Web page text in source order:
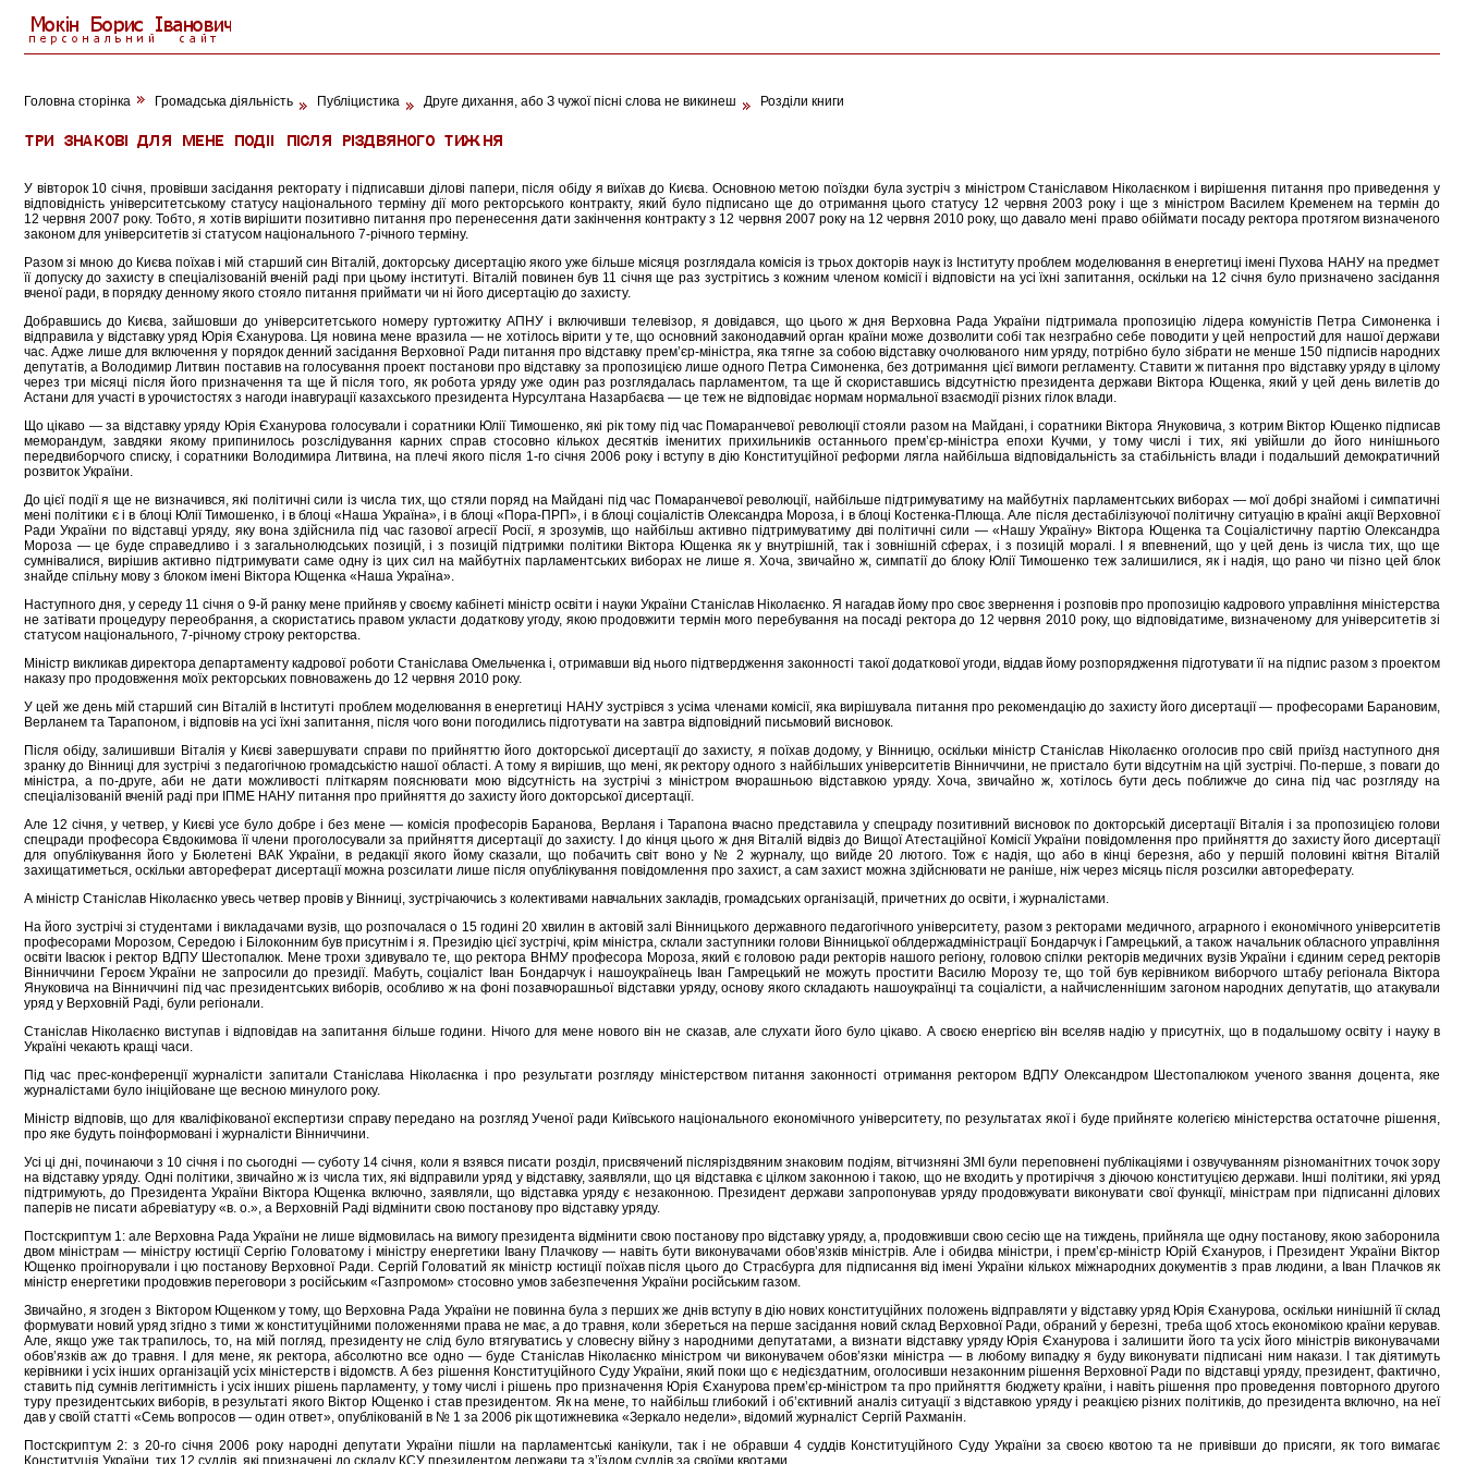
Головна сторінка Громадська діяльність Публіцистика Друге дихання, або З чужої пісні слова не викинеш Розділи книги
У вівторок 10 січня, провівши засідання ректорату і підписавши ділові папери, після обіду я виїхав до Києва. Основною метою поїздки була зустріч з міністром Станіславом Ніколаєнком і вирішення питання про приведення у
відповідність університетському статусу національного терміну дії мого ректорського контракту, який було підписано ще до отримання цього статусу 12 червня 2003 року і ще з міністром Василем Кременем на термін до
12 червня 2007 року. Тобто, я хотів вирішити позитивно питання про перенесення дати закінчення контракту з 12 червня 2007 року на 12 червня 2010 року, що давало мені право обіймати посаду ректора протягом визначеного
законом для університетів зі статусом національного 7-річного терміну.
Разом зі мною до Києва поїхав і мій старший син Віталій, докторську дисертацію якого уже більше місяця розглядала комісія із трьох докторів наук із Інституту проблем моделювання в енергетиці імені Пухова НАНУ на предмет
її допуску до захисту в спеціалізованій вченій раді при цьому інституті. Віталій повинен був 11 січня ще раз зустрітись з кожним членом комісії і відповісти на усі їхні запитання, оскільки на 12 січня було призначено засідання
вченої ради, в порядку денному якого стояло питання приймати чи ні його дисертацію до захисту.
Добравшись до Києва, зайшовши до університетського номеру гуртожитку АПНУ і включивши телевізор, я довідався, що цього ж дня Верховна Рада України підтримала пропозицію лідера комуністів Петра Симоненка і
відправила у відставку уряд Юрія Єханурова. Ця новина мене вразила — не хотілось вірити у те, що основний законодавчий орган країни може дозволити собі так незграбно себе поводити у цей непростий для нашої держави
час. Адже лише для включення у порядок денний засідання Верховної Ради питання про відставку прем’єр-міністра, яка тягне за собою відставку очолюваного ним уряду, потрібно було зібрати не менше 150 підписів народних
депутатів, а Володимир Литвин поставив на голосування проект постанови про відставку за пропозицією лише одного Петра Симоненка, без дотримання цієї вимоги регламенту. Ставити ж питання про відставку уряду в цілому
через три місяці після його призначення та ще й після того, як робота уряду уже один раз розглядалась парламентом, та ще й скориставшись відсутністю президента держави Віктора Ющенка, який у цей день вилетів до
Астани для участі в урочистостях з нагоди інавгурації казахського президента Нурсултана Назарбаєва — це теж не відповідає нормам нормальної взаємодії різних гілок влади.
Що цікаво — за відставку уряду Юрія Єханурова голосували і соратники Юлії Тимошенко, які рік тому під час Помаранчевої революції стояли разом на Майдані, і соратники Віктора Януковича, з котрим Віктор Ющенко підписав
меморандум, завдяки якому припинилось розслідування карних справ стосовно кількох десятків іменитих прихильників останнього прем’єр-міністра епохи Кучми, у тому числі і тих, які увійшли до його нинішнього
передвиборчого списку, і соратники Володимира Литвина, на плечі якого після 1-го січня 2006 року і вступу в дію Конституційної реформи лягла найбільша відповідальність за стабільність влади і подальший демократичний
розвиток України.
До цієї події я ще не визначився, які політичні сили із числа тих, що стяли поряд на Майдані під час Помаранчевої революції, найбільше підтримуватиму на майбутніх парламентських виборах — мої добрі знайомі і симпатичні
мені політики є і в блоці Юлії Тимошенко, і в блоці «Наша Україна», і в блоці «Пора-ПРП», і в блоці соціалістів Олександра Мороза, і в блоці Костенка-Плюща. Але після дестабілiзуючої політичну ситуацію в країні акції Верховної
Ради України по відставці уряду, яку вона здійснила під час газової агресії Росії, я зрозумів, що найбільш активно підтримуватиму дві політичні сили — «Нашу Україну» Віктора Ющенка та Соціалістичну партію Олександра
Мороза — це буде справедливо і з загальнолюдських позицій, і з позицій підтримки політики Віктора Ющенка як у внутрішній, так і зовнішній сферах, і з позицій моралі. І я впевнений, що у цей день із числа тих, що ще
сумнівалися, вирішив активно підтримувати саме одну із цих сил на майбутніх парламентських виборах не лише я. Хоча, звичайно ж, симпатії до блоку Юлії Тимошенко теж залишилися, як і надія, що рано чи пізно цей блок
знайде спільну мову з блоком імені Віктора Ющенка «Наша Україна».
Наступного дня, у середу 11 січня о 9-й ранку мене прийняв у своєму кабінеті міністр освіти і науки України Станіслав Ніколаєнко. Я нагадав йому про своє звернення і розповів про пропозицію кадрового управління міністерства
не затівати процедуру переобрання, а скористатись правом укласти додаткову угоду, якою продовжити термін мого перебування на посаді ректора до 12 червня 2010 року, що відповідатиме, визначеному для університетів зі
статусом національного, 7-річному строку ректорства.
Міністр викликав директора департаменту кадрової роботи Станiслава Омельченка і, отримавши від нього підтвердження законності такої додаткової угоди, віддав йому розпорядження підготувати її на підпис разом з проектом
наказу про продовження моїх ректорських повноважень до 12 червня 2010 року.
У цей же день мій старший син Віталій в Інституті проблем моделювання в енергетиці НАНУ зустрівся з усіма членами комісії, яка вирішувала питання про рекомендацію до захисту його дисертації — професорами Барановим,
Верланем та Тарапоном, і відповів на усі їхні запитання, після чого вони погодились підготувати на завтра відповідний письмовий висновок.
Після обіду, залишивши Віталія у Києві завершувати справи по прийняттю його докторської дисертації до захисту, я поїхав додому, у Вінницю, оскільки міністр Станіслав Ніколаєнко оголосив про свій приїзд наступного дня
зранку до Вінниці для зустрічі з педагогічною громадськістю нашої області. А тому я вирішив, що мені, як ректору одного з найбільших університетів Вінниччини, не пристало бути відсутнім на цій зустрічі. По-перше, з поваги до
міністра, а по-друге, аби не дати можливості пліткарям пояснювати мою відсутність на зустрічі з міністром вчорашньою відставкою уряду. Хоча, звичайно ж, хотілось бути десь поближче до сина під час розгляду на
спеціалізованій вченій раді при ІПМЕ НАНУ питання про прийняття до захисту його докторської дисертації.
Але 12 січня, у четвер, у Києві усе було добре і без мене — комісія професорів Баранова, Верланя і Тарапона вчасно представила у спецраду позитивний висновок по докторській дисертації Віталія і за пропозицією голови
спецради професора Євдокимова її члени проголосували за прийняття дисертації до захисту. І до кінця цього ж дня Віталій відвіз до Вищої Атестаційної Комісії України повідомлення про прийняття до захисту його дисертації
для опублікування його у Бюлетені ВАК України, в редакції якого йому сказали, що побачить світ воно у № 2 журналу, що вийде 20 лютого. Тож є надія, що або в кінці березня, або у першій половині квітня Віталій
захищатиметься, оскільки автореферат дисертації можна розсилати лише після опублікування повідомлення про захист, а сам захист можна здійснювати не раніше, ніж через місяць після розсилки автореферату.
А міністр Станіслав Ніколаєнко увесь четвер провів у Вінниці, зустрічаючись з колективами навчальних закладів, громадських організацій, причетних до освіти, і журналістами.
На його зустрічі зі студентами і викладачами вузів, що розпочалася о 15 годині 20 хвилин в актовій залі Вінницького державного педагогічного університету, разом з ректорами медичного, аграрного і економічного університетів
професорами Морозом, Середою і Білоконним був присутнім і я. Президію цієї зустрічі, крім міністра, склали заступники голови Вінницької облдержадміністрації Бондарчук і Гамрецький, а також начальник обласного управління
освіти Івасюк і ректор ВДПУ Шестопалюк. Мене трохи здивувало те, що ректора ВНМУ професора Мороза, який є головою ради ректорів нашого регіону, головою спілки ректорів медичних вузів України і єдиним серед ректорів
Вінниччини Героєм України не запросили до президії. Мабуть, соціаліст Іван Бондарчук і нашоукраїнець Іван Гамрецький не можуть простити Василю Морозу те, що той був керівником виборчого штабу регіонала Віктора
Януковича на Вінниччині під час президентських виборів, особливо ж на фоні позавчорашньої відставки уряду, основу якого складають нашоукраїнці та соціалісти, а найчисленнішим загоном народних депутатів, що атакували
уряд у Верховній Раді, були регіонали.
Станіслав Ніколаєнко виступав і відповідав на запитання більше години. Нічого для мене нового він не сказав, але слухати його було цікаво. А своєю енергією він вселяв надію у присутніх, що в подальшому освіту і науку в
Україні чекають кращі часи.
Під час прес-конференції журналісти запитали Станіслава Ніколаєнка і про результати розгляду міністерством питання законності отримання ректором ВДПУ Олександром Шестопалюком ученого звання доцента, яке
журналістами було ініційоване ще весною минулого року.
Міністр відповів, що для кваліфікованої експертизи справу передано на розгляд Ученої ради Київського національного економічного університету, по результатах якої і буде прийняте колегією міністерства остаточне рішення,
про яке будуть поінформовані і журналісти Вінниччини.
Усі ці дні, починаючи з 10 січня і по сьогодні — суботу 14 січня, коли я взявся писати розділ, присвячений післяріздвяним знаковим подіям, вітчизняні ЗМІ були переповнені публікаціями і озвучуванням різноманітних точок зору
на відставку уряду. Одні політики, звичайно ж із числа тих, які відправили уряд у відставку, заявляли, що ця відставка є цілком законною і такою, що не входить у протиріччя з діючою конституцією держави. Інші політики, які уряд
підтримують, до Президента України Віктора Ющенка включно, заявляли, що відставка уряду є незаконною. Президент держави запропонував уряду продовжувати виконувати свої функції, міністрам при підписанні ділових
паперів не писати абревіатуру «в. о.», а Верховній Раді відмінити свою постанову про відставку уряду.
Постскриптум 1: але Верховна Рада України не лише відмовилась на вимогу президента відмінити свою постанову про відставку уряду, а, продовживши свою сесію ще на тиждень, прийняла ще одну постанову, якою заборонила
двом міністрам — міністру юстиції Сергію Головатому і міністру енергетики Івану Плачкову — навіть бути виконувачами обов’язків міністрів. Але і обидва міністри, і прем’єр-міністр Юрій Єхануров, і Президент України Віктор
Ющенко проігнорували і цю постанову Верховної Ради. Сергій Головатий як міністр юстиції поїхав після цього до Страсбурга для підписання від імені України кількох міжнародних документів з прав людини, а Іван Плачков як
міністр енергетики продовжив переговори з російським «Газпромом» стосовно умов забезпечення України російським газом.
Звичайно, я згоден з Віктором Ющенком у тому, що Верховна Рада України не повинна була з перших же днів вступу в дію нових конституційних положень відправляти у відставку уряд Юрія Єханурова, оскільки нинішній її склад
формувати новий уряд згідно з тими ж конституційними положеннями права не має, а до травня, коли збереться на перше засідання новий склад Верховної Ради, обраний у березні, треба щоб хтось економікою країни керував.
Але, якщо уже так трапилось, то, на мій погляд, президенту не слід було втягуватись у словесну війну з народними депутатами, а визнати відставку уряду Юрія Єханурова і залишити його та усіх його міністрів виконувачами
обов’язків аж до травня. І для мене, як ректора, абсолютно все одно — буде Станіслав Ніколаєнко міністром чи виконувачем обов’язки міністра — в любому випадку я буду виконувати підписані ним накази. І так діятимуть
керівники і усіх інших організацій усіх міністерств і відомств. А без рішення Конституційного Суду України, який поки що є недієздатним, оголосивши незаконним рішення Верховної Ради по відставці уряду, президент, фактично,
ставить під сумнів легітимність і усіх інших рішень парламенту, у тому числі і рішень про призначення Юрія Єханурова прем’єр-міністром та про прийняття бюджету країни, і навіть рішення про проведення повторного другого
туру президентських виборів, в результаті якого Віктор Ющенко і став президентом. Як на мене, то найбільш глибокий і об’єктивний аналіз ситуації з відставкою уряду і реакцією різних політиків, до президента включно, на неї
дав у своїй статті «Семь вопросов — один ответ», опублікованій в № 1 за 2006 рік щотижневика «Зеркало недели», відомий журналіст Сергій Рахманін.
Постскриптум 2: з 20-го січня 2006 року народні депутати України пішли на парламентські канікули, так і не обравши 4 суддів Конституційного Суду України за своєю квотою та не привівши до присяги, як того вимагає
Конституція України, тих 12 суддів, які призначені до складу КСУ президентом держави та з’їздом суддів за своїми квотами.